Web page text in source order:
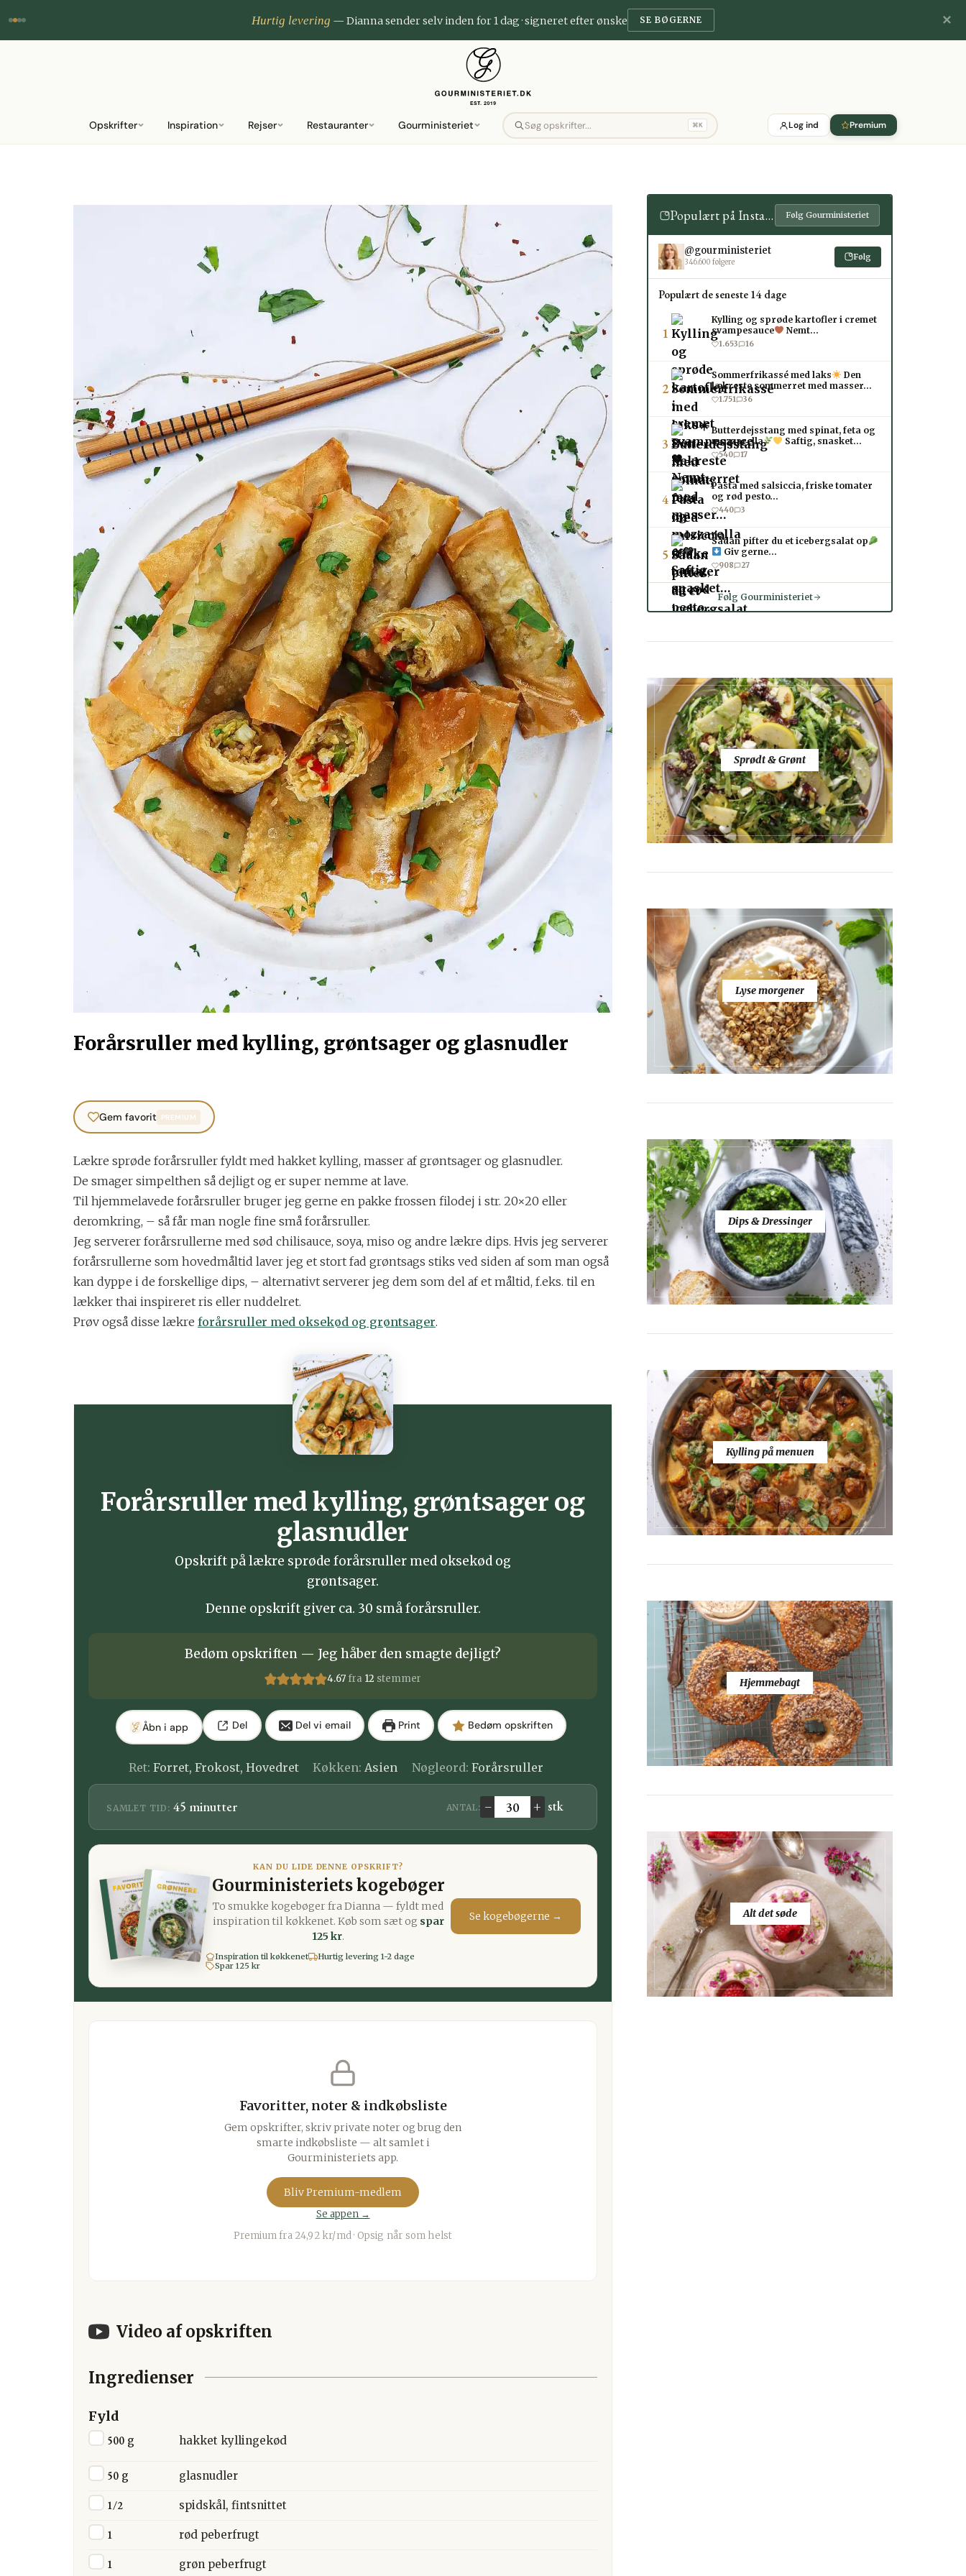
Opskrifter Inspiration Rejser Restauranter Gourministeriet ⌘K Log ind Premium
Hurtig levering — Dianna sender selv inden for 1 dag · signeret efter ønske SE BØGERNE ✕
Forårsruller med kylling, grøntsager og glasnudler
Gem favorit PREMIUM
Lækre sprøde forårsruller fyldt med hakket kylling, masser af grøntsager og glasnudler.
De smager simpelthen så dejligt og er super nemme at lave.
Til hjemmelavede forårsruller bruger jeg gerne en pakke frossen filodej i str. 20×20 eller
deromkring, – så får man nogle fine små forårsruller.
Jeg serverer forårsrullerne med sød chilisauce, soya, miso og andre lækre dips. Hvis jeg serverer
forårsrullerne som hovedmåltid laver jeg et stort fad grøntsags stiks ved siden af som man også
kan dyppe i de forskellige dips, – alternativt serverer jeg dem som del af et måltid, f.eks. til en
lækker thai inspireret ris eller nuddelret.
Prøv også disse lækre forårsruller med oksekød og grøntsager.
Forårsruller med kylling, grøntsager og
glasnudler
Opskrift på lækre sprøde forårsruller med oksekød og
grøntsager.
Denne opskrift giver ca. 30 små forårsruller.
Bedøm opskriften — Jeg håber den smagte dejligt?
4.67 fra 12 stemmer
Åbn i app Del Del vi email Print Bedøm opskriften
Ret:Forret, Frokost, Hovedret Køkken:Asien Nøgleord: Forårsruller
SAMLET TID: 45minutter
minutter
Ændre antal
ANTAL: – + stk
KAN DU LIDE DENNE OPSKRIFT?
Gourministeriets kogebøger
To smukke kogebøger fra Dianna — fyldt med
inspiration til køkkenet. Køb som sæt og spar
125 kr.
Inspiration til køkkenet
Hurtig levering 1-2 dage
Spar 125 kr
Se kogebøgerne →
Favoritter, noter & indkøbsliste
Gem opskrifter, skriv private noter og brug den
smarte indkøbsliste — alt samlet i
Gourministeriets app.
Bliv Premium-medlem
Se appen →
Premium fra 24,92 kr/md · Opsig når som helst
Video af opskriften
Ingredienser
Fyld
▢
500 g hakket kyllingekød
▢
50 g glasnudler
▢
1/2 spidskål, fintsnittet
▢1 rød peberfrugt
▢1 grøn peberfrugt
Populært på Instagram Følg Gourministeriet
@gourministeriet
346.600 følgere
Følg
Populært de seneste 14 dage
1
Kylling og sprøde kartofler i cremet
svampesauce
Nemt…
1.653 16
2
Sommerfrikassé med laks
Den
lækreste sommerret med masser…
1.751 36
3
Butterdejsstang med spinat, feta og
mozzarella
Saftig, snasket…
540 17
4
Pasta med salsiccia, friske tomater
og rød pesto…
440 3
5
Sådan pifter du et icebergsalat op
Giv gerne…
908 27
Følg Gourministeriet
Sprødt & Grønt
Lyse morgener
Dips & Dressinger
Kylling på menuen
Hjemmebagt
Alt det søde